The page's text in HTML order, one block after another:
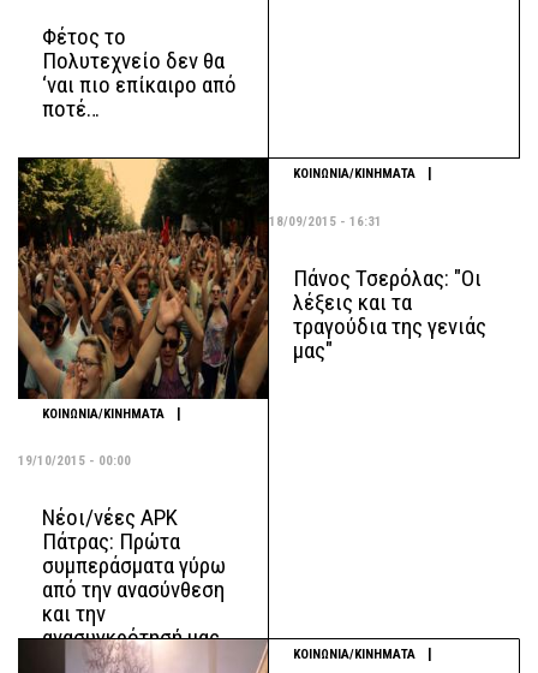
Φέτος το
Πολυτεχνείο δεν θα
‘ναι πιο επίκαιρο από
ποτέ…
ΚΟΙΝΩΝΙΑ/ΚΙΝΗΜΑΤΑ |
19/10/2015 - 00:00
Νέοι/νέες ΑΡΚ
Πάτρας: Πρώτα
συμπεράσματα γύρω
από την ανασύνθεση
και την
ανασυγκρότησή μας
ΚΟΙΝΩΝΙΑ/ΚΙΝΗΜΑΤΑ
18/09/2015 - 16:31
Πάνος Τσερόλας: "Οι
λέξεις και τα
τραγούδια της γενιάς
μας"
ΚΟΙΝΩΝΙΑ/ΚΙΝΗΜΑΤΑ